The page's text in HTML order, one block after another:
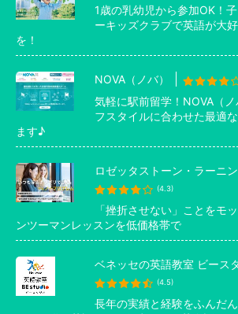
1歳の乳幼児から参加OK！
ーキッズクラブで英語が大
を！
NOVA（ノバ）
気軽に駅前留学！NOVA（
フスタイルに合わせた最適
ます♪
ロゼッタストーン・ラーニ
(4.3)
「挫折させない」ことをモ
ンツーマンレッスンを低価格帯で
ベネッセの英語教室 ビース
(4.5)
長年の実績と経験をふんだ